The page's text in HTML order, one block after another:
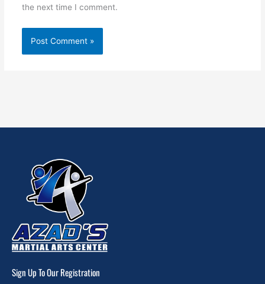
the next time I comment.
Sign Up To Our Registration